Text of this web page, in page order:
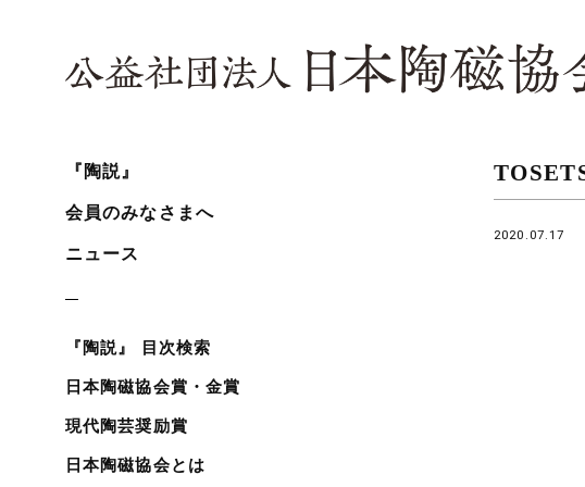
『陶説』
会員のみなさまへ
ニュース
『陶説』 目次検索
日本陶磁協会賞・金賞
現代陶芸奨励賞
日本陶磁協会とは
2020.07.17